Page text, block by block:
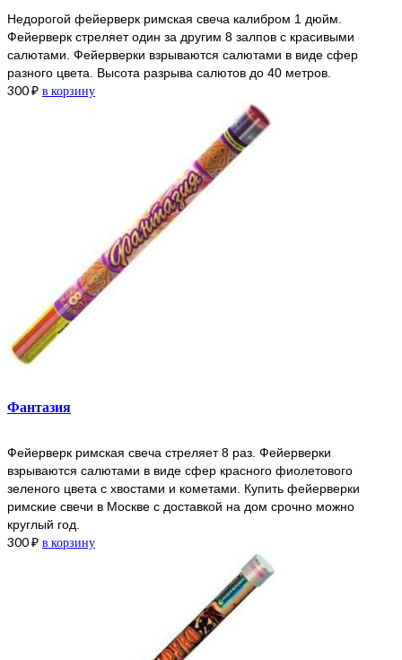
Недорогой фейерверк римская свеча калибром 1 дюйм.
Фейерверк стреляет один за другим 8 залпов с красивыми
салютами. Фейерверки взрываются салютами в виде сфер
разного цвета. Высота разрыва салютов до 40 метров.
300₽ в корзину
Фантазия
Фейерверк римская свеча стреляет 8 раз. Фейерверки
взрываются салютами в виде сфер красного фиолетового
зеленого цвета с хвостами и кометами. Купить фейерверки
римские свечи в Москве с доставкой на дом срочно можно
круглый год.
300₽ в корзину